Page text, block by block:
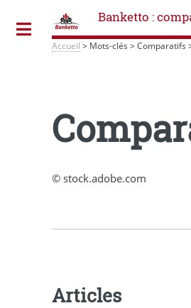
Banketto :
Accueil > Mots-clés >Comparatifs
© stock.adobe.com
Articles
Toggle